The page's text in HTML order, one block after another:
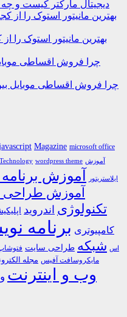
دیجیتال مارکتر کیست و چه
بهترین مانیتور استوک را
چرا فروش اقساطی موبایل
Magazine microsoft office
Technology wordpress theme آموزش
ایلاستریتور آموزش
آموزش
تکنولوژی اندروید
کامپیوتری برنامه
اس شبکه طراحی سایت
مایکروسافت آفیس مجله
وب و اینترنت